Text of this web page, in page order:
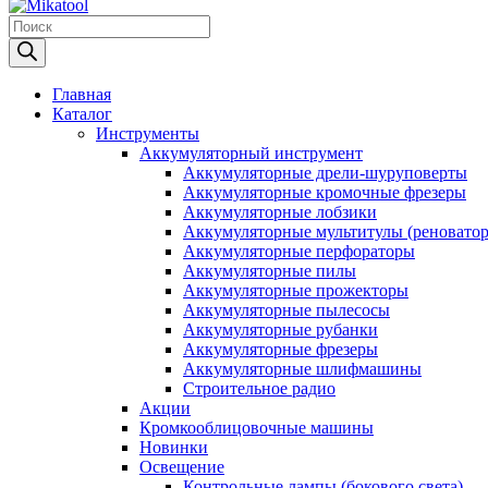
Products
search
Главная
Каталог
Инструменты
Аккумуляторный инструмент
Аккумуляторные дрели-шуруповерты
Аккумуляторные кромочные фрезеры
Аккумуляторные лобзики
Аккумуляторные мультитулы
Аккумуляторные перфораторы
Аккумуляторные пилы
Аккумуляторные прожекторы
Аккумуляторные пылесосы
Аккумуляторные рубанки
Аккумуляторные фрезеры
Аккумуляторные шлифмашины
Строительное радио
Акции
Кромкооблицовочные машины
Новинки
Освещение